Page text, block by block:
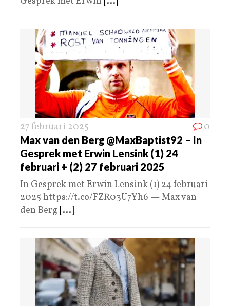
27 februari 2025 0
Max van den Berg @MaxBaptist92 – In
Gesprek met Erwin Lensink (1) 24
februari + (2) 27 februari 2025
In Gesprek met Erwin Lensink (1) 24 februari
2025 https://t.co/FZR03U7Yh6 — Max van
den Berg [...]